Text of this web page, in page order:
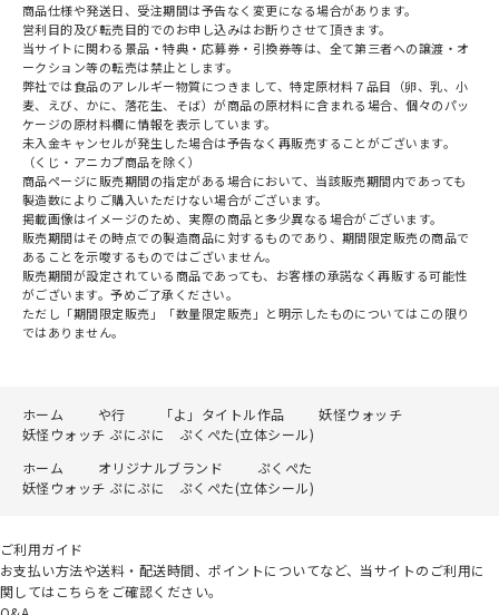
商品仕様や発送日、受注期間は予告なく変更になる場合があります。
営利目的及び転売目的でのお申し込みはお断りさせて頂きます。
当サイトに関わる景品・特典・応募券・引換券等は、全て第三者への譲渡・オ
ークション等の転売は禁止とします。
弊社では食品のアレルギー物質につきまして、特定原材料７品目（卵、乳、小
麦、えび、かに、落花生、そば）が商品の原材料に含まれる場合、個々のパッ
ケージの原材料欄に情報を表示しています。
未入金キャンセルが発生した場合は予告なく再販売することがございます。
（くじ・アニカプ商品を除く）
商品ページに販売期間の指定がある場合において、当該販売期間内であっても
製造数によりご購入いただけない場合がございます。
掲載画像はイメージのため、実際の商品と多少異なる場合がございます。
販売期間はその時点での製造商品に対するものであり、期間限定販売の商品で
あることを示唆するものではございません。
販売期間が設定されている商品であっても、お客様の承諾なく再販する可能性
がございます。予めご了承ください。
ただし「期間限定販売」「数量限定販売」と明示したものについてはこの限り
ではありません。
ホーム や行 「よ」タイトル作品
妖怪ウォッチ
妖怪ウォッチ ぷにぷに ぷくぺた(立体シール)
ホーム
オリジナルブランド
ぷくぺた
妖怪ウォッチ ぷにぷに ぷくぺた(立体シール)
ご利用ガイド
お支払い方法や送料・配送時間、ポイントについてなど、当サイトのご利用に
関してはこちらをご確認ください。